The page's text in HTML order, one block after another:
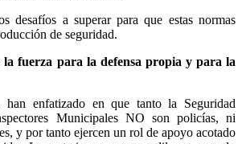
desafíos a superar para que estas normas
de seguridad.
la fuerza para la defensa propia y para la
han enfatizado en que tanto la Seguridad
Municipales NO son policías, ni
y por tanto ejercen un rol de apoyo acotado